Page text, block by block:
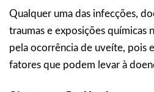
Qualquer uma das infecções,
traumas e exposições químicas
pela ocorrência de uveíte, pois
fatores que podem levar à